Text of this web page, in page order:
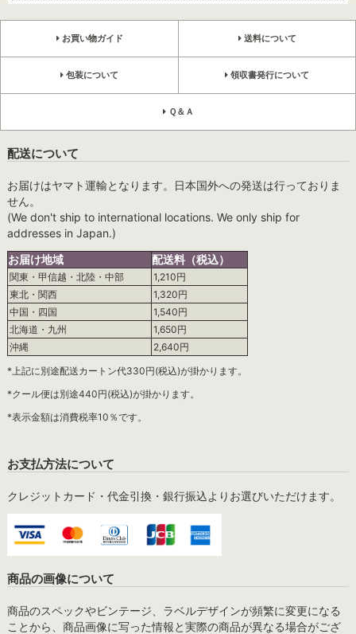
お買い物ガイド 送料について
包装について 領収書発行について
Ｑ＆Ａ
配送について
お届けはヤマト運輸となります。日本国外への発送は行っておりま
せん。
(We don't ship to international locations. We only ship for
addresses in Japan.)
お届け地域
配送料（税込）
関東・甲信越・北陸・中部
1,210円
東北・関西
1,320円
中国・四国
1,540円
北海道・九州
1,650円
沖縄
2,640円
*上記に別途配送カートン代330円(税込)が掛かります。
*クール便は別途440円(税込)が掛かります。
*表示金額は消費税率10％です。
お支払方法について
クレジットカード・代金引換・銀行振込よりお選びいただけます。
商品の画像について
商品のスペックやビンテージ、ラベルデザインが頻繁に変更になる
ことから、商品画像に写った情報と実際の商品が異なる場合がござ